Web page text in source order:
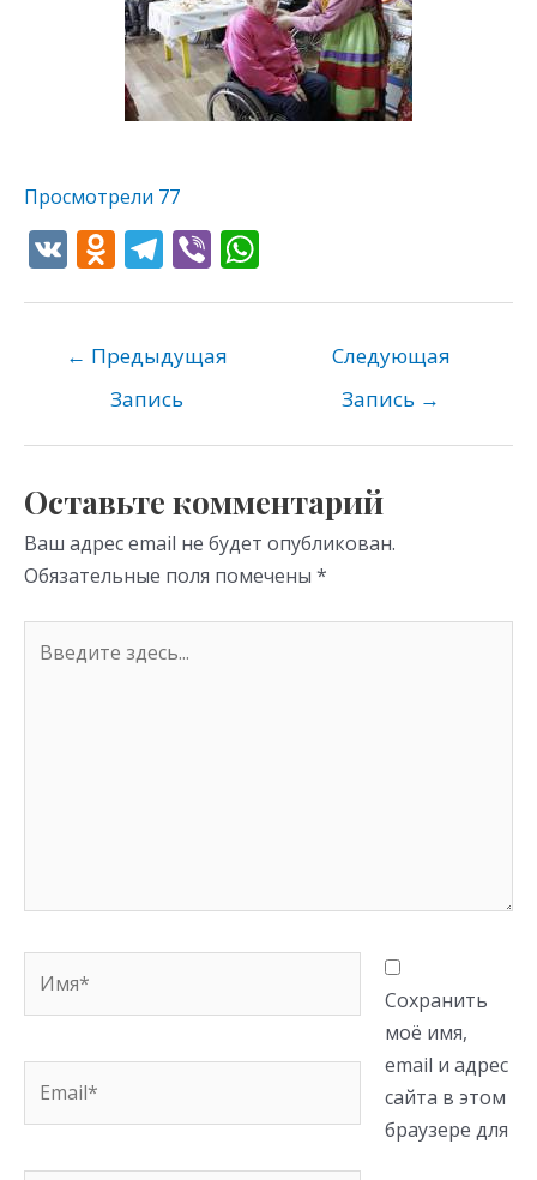
Просмотрели 77
V O
o
kl
as
ni
ki
T
gr
a
m
Vi
p
← Предыдущая
Запись
Следующая
Запись →
Оставьте комментарий
Ваш адрес email не будет опубликован.
Обязательные поля помечены *
здесь...
Сохранить
моё имя,
email и адрес
сайта в этом
браузере для